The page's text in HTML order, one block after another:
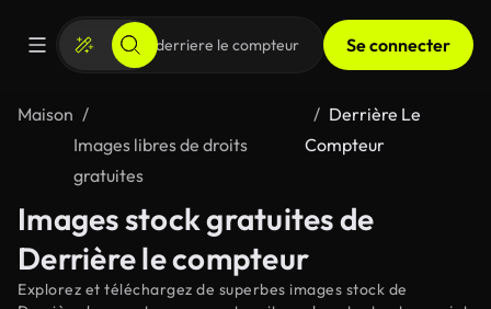
Se connecter
Maison
Images libres de droits
gratuites
Derrière Le
Compteur
Images stock gratuites de
Derrière le compteur
Explorez et téléchargez de superbes images stock de